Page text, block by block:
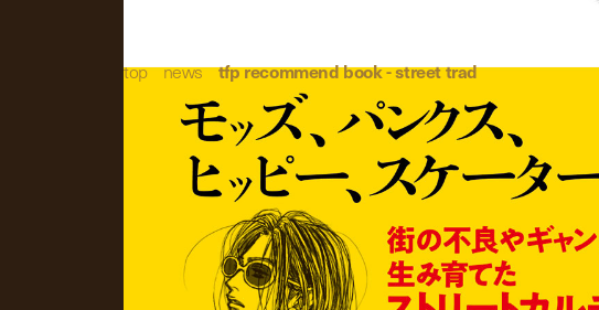
top/news/tfp recommend book - street trad
TFP推薦図書